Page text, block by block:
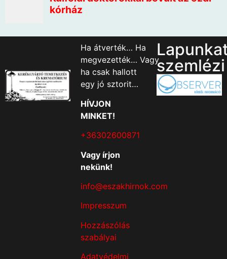
Ha átverték… Ha
megvezették… Vagy
ha csak hallott
egy jó sztorit…
HÍVJON
MINKET!
+36302600871
Vagy írjon
nekünk!
info@eszakhirnok.com
Impresszum
Hozzászólás
szabályai
Adatvédelmi
szemlézi